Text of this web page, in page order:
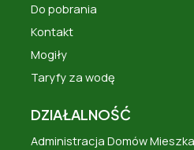
Do pobrania
Kontakt
Mogiły
Taryfy za wodę
DZIAŁALNOŚĆ
Administracja Domów